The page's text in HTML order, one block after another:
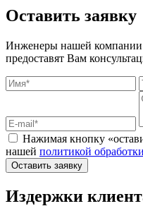
Оставить заявку
Инженеры нашей компании
предоставят Вам
Нажимая кнопку
нашей политикой
Оставить заявку
Издержки